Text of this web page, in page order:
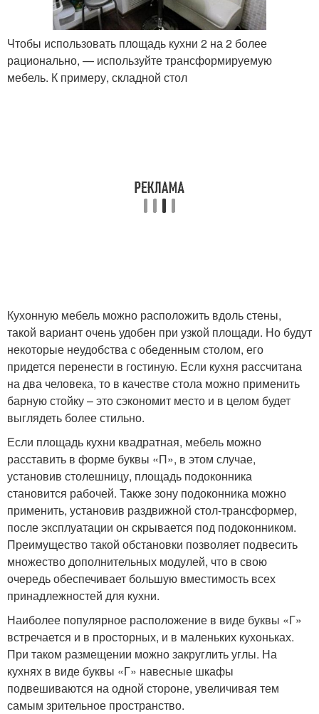
Чтобы использовать площадь кухни 2 на 2 более
рационально, — используйте трансформируемую
мебель. К примеру, складной стол
Кухонную мебель можно расположить вдоль стены,
такой вариант очень удобен при узкой площади. Но будут
некоторые неудобства с обеденным столом, его
придется перенести в гостиную. Если кухня рассчитана
на два человека, то в качестве стола можно применить
барную стойку – это сэкономит место и в целом будет
выглядеть более стильно.
Если площадь кухни квадратная, мебель можно
расставить в форме буквы «П», в этом случае,
установив столешницу, площадь подоконника
становится рабочей. Также зону подоконника можно
применить, установив раздвижной стол-трансформер,
после эксплуатации он скрывается под подоконником.
Преимущество такой обстановки позволяет подвесить
множество дополнительных модулей, что в свою
очередь обеспечивает большую вместимость всех
принадлежностей для кухни.
Наиболее популярное расположение в виде буквы «Г»
встречается и в просторных, и в маленьких кухоньках.
При таком размещении можно закруглить углы. На
кухнях в виде буквы «Г» навесные шкафы
подвешиваются на одной стороне, увеличивая тем
самым зрительное пространство.